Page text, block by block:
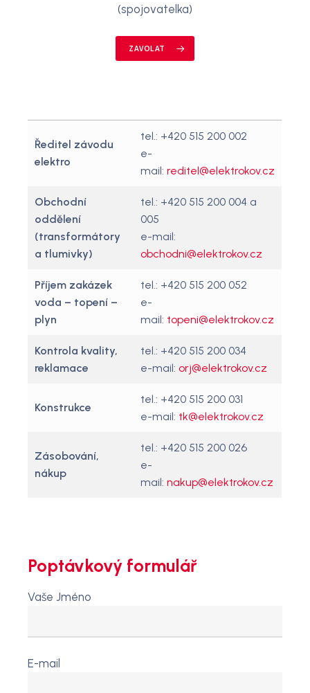
(spojovatelka)
ZAVOLAT
Ředitel závodu
elektro
tel.: +420 515 200 002
e-
mail:reditel@elektrokov.cz
Obchodní
oddělení
(transformátory
a tlumivky)
tel.: +420 515 200 004 a
005
e-mail:
obchodni@elektrokov.cz
Příjem zakázek
voda – topení –
plyn
tel.: +420 515 200 052
e-
mail: topeni@elektrokov.cz
Kontrola kvality,
reklamace
tel.: +420 515 200 034
e-mail:orj@elektrokov.cz
Konstrukce
tel.: +420 515 200 031
e-mail: tk@elektrokov.cz
Zásobování,
nákup
tel.: +420 515 200 026
e-
mail:nakup@elektrokov.cz
Poptávkový formulář
Vaše Jméno
E-mail